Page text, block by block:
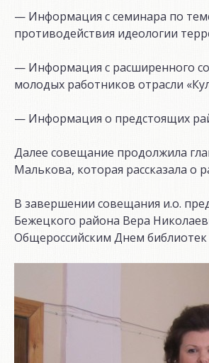
— Информация с семинара по
противодействия идеологии
— Информация с расширенного
молодых работников отрасли
— Информация о предстоящих
Далее совещание продолжила
Малькова, которая рассказала о
В завершении совещания и.о.
Бежецкого района Вера
Общероссийским Днем библиотек